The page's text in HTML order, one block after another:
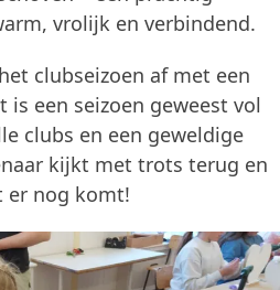
vrolijk en verbindend.
clubseizoen af met een
een seizoen geweest vol
clubs en een geweldige
kijkt met trots terug en
er nog komt!